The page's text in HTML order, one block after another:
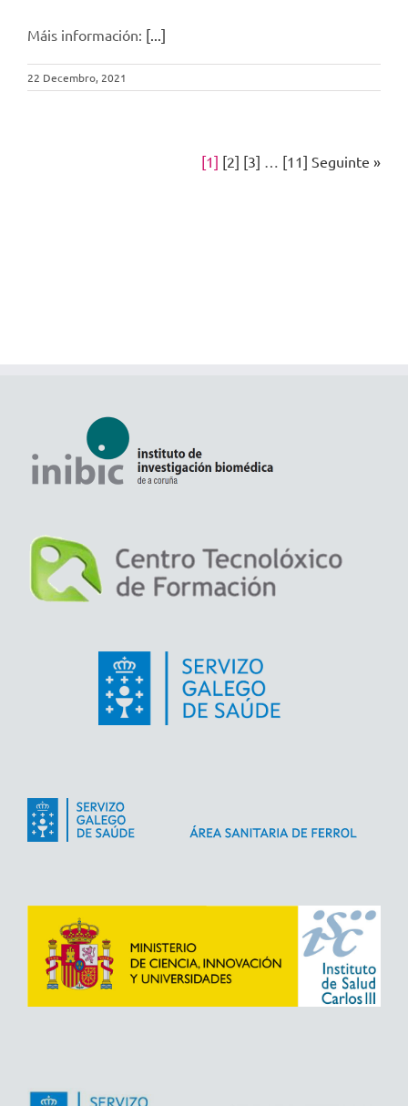
Máis información: [...]
22 Decembro, 2021
[1] [2] [3] [11] Seguinte »